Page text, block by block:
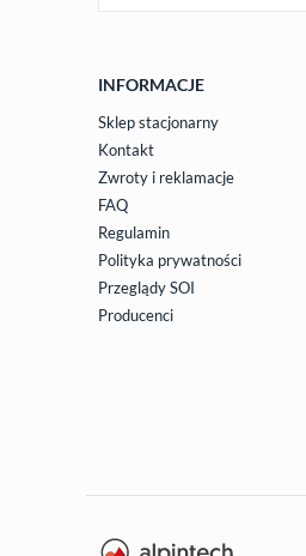
INFORMACJE
Sklep stacjonarny
Kontakt
Zwroty i reklamacje
FAQ
Regulamin
Polityka prywatności
Przeglądy SOI
Producenci